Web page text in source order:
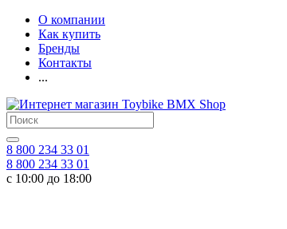
О компании
Как купить
Бренды
Контакты
...
8 800 234 33 01
8 800 234 33 01
с 10:00 до 18:00